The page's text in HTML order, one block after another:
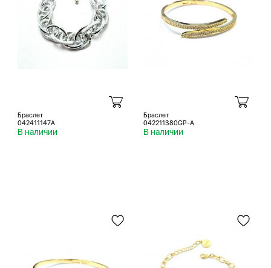
Браслет
042411147A
В наличии
Браслет
042211380GP-A
В наличии